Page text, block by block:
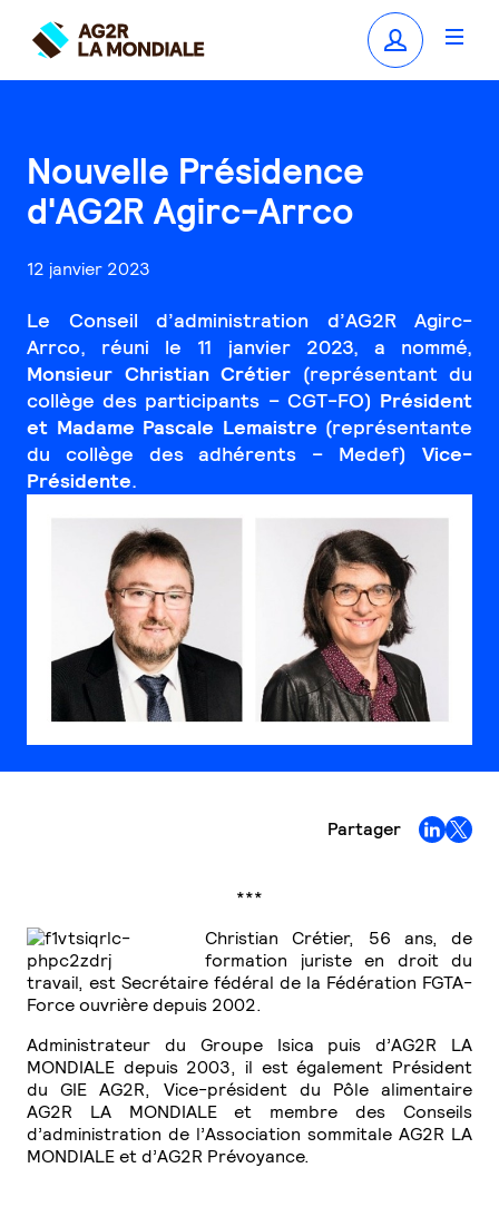
Nouvelle Présidence
d'AG2R Agirc-Arrco
12 janvier 2023
Le Conseil d’administration d’AG2R Agirc-
Arrco, réuni le 11 janvier 2023, a nommé,
Monsieur Christian Crétier (représentant du
collège des participants – CGT-FO) Président
et Madame Pascale Lemaistre (représentante
du collège des adhérents – Medef) Vice-
Présidente.
Partager
***
Christian Crétier, 56 ans, de
formation juriste en droit du
travail, est Secrétaire fédéral de la Fédération FGTA-
Force ouvrière depuis 2002.
Administrateur du Groupe Isica puis d’AG2R LA
MONDIALE depuis 2003, il est également Président
du GIE AG2R, Vice-président du Pôle alimentaire
AG2R LA MONDIALE et membre des Conseils
d’administration de l’Association sommitale AG2R LA
MONDIALE et d’AG2R Prévoyance.